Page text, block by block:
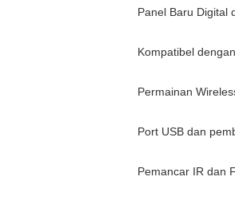
Panel Baru Digital
Kompatibel
Permainan
Port USB dan
Pemancar IR dan